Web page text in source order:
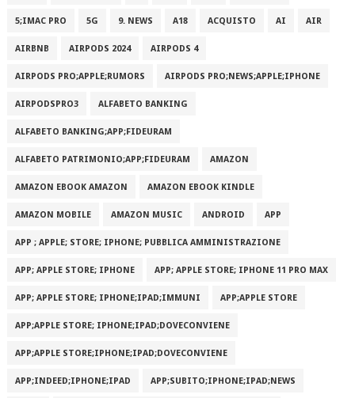
5;IMAC PRO 5G 9. NEWS A18 ACQUISTO AI AIR
AIRBNB AIRPODS 2024 AIRPODS 4
AIRPODS PRO;APPLE;RUMORS AIRPODS PRO;NEWS;APPLE;IPHONE
AIRPODSPRO3 ALFABETO BANKING
ALFABETO BANKING;APP;FIDEURAM
ALFABETO PATRIMONI‪O‬;APP;FIDEURAM AMAZON
AMAZON EBOOK AMAZON AMAZON EBOOK KINDLE
AMAZON MOBILE AMAZON MUSIC ANDROID APP
APP ; APPLE; STORE; IPHONE; PUBBLICA AMMINISTRAZIONE
APP; APPLE STORE; IPHONE APP; APPLE STORE; IPHONE 11 PRO MAX
APP; APPLE STORE; IPHONE;IPAD;IMMUNI APP;APPLE STORE
APP;APPLE STORE; IPHONE;IPAD;DOVECONVIENE
APP;APPLE STORE;IPHONE;IPAD;DOVECONVIENE
APP;INDEED;IPHONE;IPAD APP;SUBITO;IPHONE;IPAD;NEWS